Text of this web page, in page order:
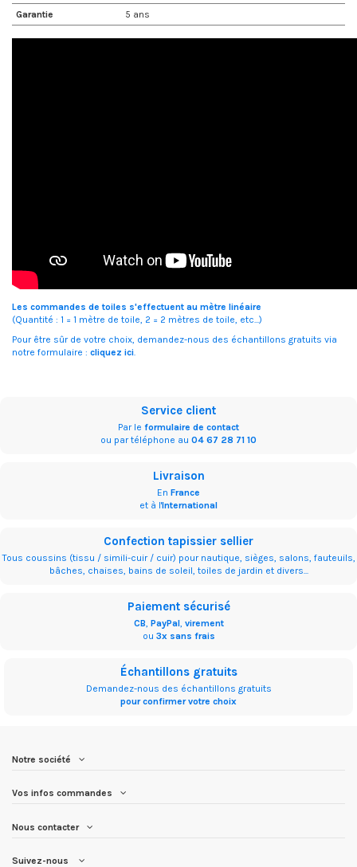
Garantie
5 ans
Les commandes de toiles s'effectuent au mètre linéaire
(Quantité : 1 = 1 mètre de toile, 2 = 2 mètres de toile, etc...)
Pour être sûr de votre choix, demandez-nous des échantillons gratuits via
notre formulaire : cliquez ici.
Service client
Par le formulaire de contact
ou par téléphone au 04 67 28 71 10
Livraison
En France
et à l'International
Confection tapissier sellier
Tous coussins (tissu / simili-cuir / cuir) pour nautique, sièges, salons, fauteuils,
bâches, chaises, bains de soleil, toiles de jardin et divers...
Paiement sécurisé
CB, PayPal, virement
ou 3x sans frais
Échantillons gratuits
Demandez-nous des échantillons gratuits
pour confirmer votre choix
Notre société
Vos infos commandes
Nous contacter
Suivez-nous